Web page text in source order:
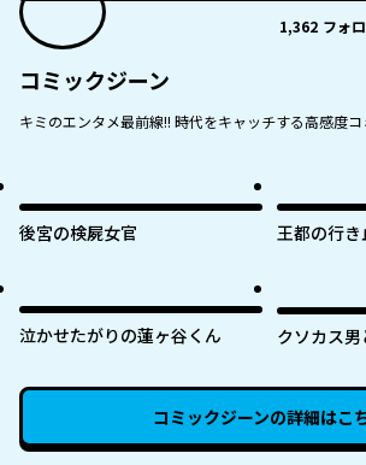
1,362 フォ
コミックジーン
キミのエンタメ最前線!! 時代をキャッチする高感度コ
後宮の検屍女官
王都の行
た私の店
ぎに来ます
泣かせたがりの蓮ヶ谷くん
クソカス
コミックジーンの詳細はこ